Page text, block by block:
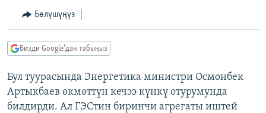
МАДАНИЯТ
ТВ ПРОГРАММАЛАР
ЭКСПЕРТТЕР ТАЛДАЙТ
БИЗ ЖАНА ДҮЙНӨ
ӨЗГӨЧӨ ПИКИР
Русский
Бөлүшүңүз
Бизди Google'дан табыңыз
Бул туурасында Энергетика министри Осмонбек
Артыкбаев өкмөттүн кечээ күнкү отурумунда
билдирди. Ал ГЭСтин биринчи агрегаты иштей